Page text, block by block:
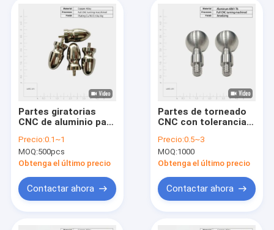
Partes giratorias
CNC de aluminio para
Precio:0.1~1
MOQ:500pcs
Obtenga el último precio
Contactar ahora
Partes de torneado
CNC con tolerancia
de precisión de torno
CNC personalizados
Precio:0.5~3
MOQ:1000
Obtenga el último precio
Contactar ahora